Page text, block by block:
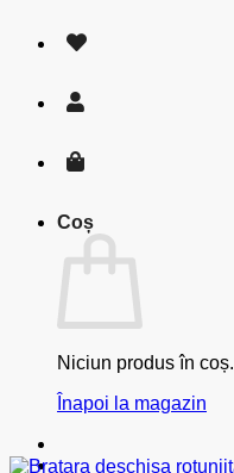
Coș
Niciun produs în coș.
Înapoi la magazin